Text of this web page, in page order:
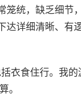
笼统，缺乏细节
达详细清晰、有
衣食住行。我
。